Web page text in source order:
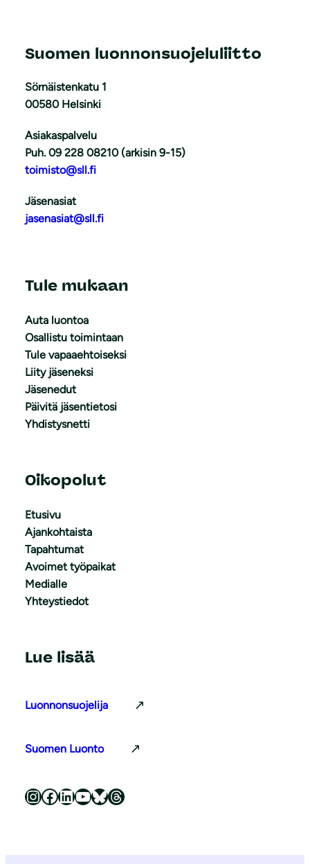
Suomen luonnonsuojeluliitto
Sörnäistenkatu 1
00580 Helsinki
Asiakaspalvelu
Puh. 09 228 08210 (arkisin 9-15)
toimisto@sll.fi
Jäsenasiat
jasenasiat@sll.fi
Tule mukaan
Auta luontoa
Osallistu toimintaan
Tule vapaaehtoiseksi
Liity jäseneksi
Jäsenedut
Päivitä jäsentietosi
Yhdistysnetti
Oikopolut
Etusivu
Ajankohtaista
Tapahtumat
Avoimet työpaikat
Medialle
Yhteystiedot
Lue lisää
Luonnonsuojelija
Suomen Luonto
Luonnonsuojeluliitto Instagramissa Luonnonsuojeluliitto Facebookissa Luonnonsuojeluliitto LinkedInissä Luonnonsuojeluliiton YouTube-kanava Luonnonsuojeluliitto Blueskyssa Luonnonsuojeluliitto Threadsissa